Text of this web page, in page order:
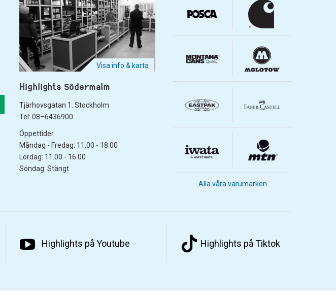
Visa info & karta
Highlights Södermalm
Tjärhovsgatan 1. Stockholm
Tel: 08–6436900
Öppettider
Måndag - Fredag: 11.00 - 18.00
Lördag: 11.00 - 16.00
Söndag: Stängt
Alla våra varumärken
Highlights på Youtube Highlights på Tiktok